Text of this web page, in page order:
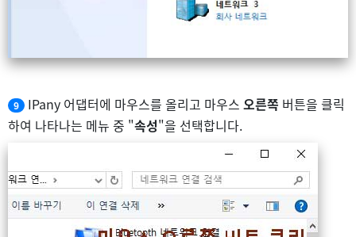
9 IPany 어댑터에 마우스를 올리고 마우스오른쪽 버튼을 클릭
하여 나타나는 메뉴 중 "속성"을 선택합니다.